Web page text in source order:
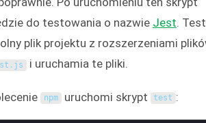
do testowania o nazwie Jest.
plik projektu z rozszerzeniami
. js i uruchamia te pliki.
npm uruchomi skrypt test :